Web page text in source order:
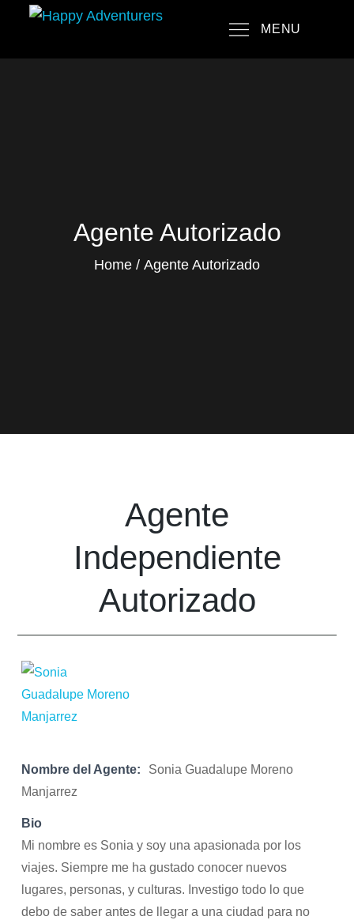
content
MENU
Agente Autorizado
Home Agente Autorizado
Agente
Independiente
Autorizado
Nombre del Agente:
Sonia Guadalupe Moreno
Manjarrez
Bio
Mi nombre es Sonia y soy una apasionada por los
viajes. Siempre me ha gustado conocer nuevos
lugares, personas, y culturas. Investigo todo lo que
debo de saber antes de llegar a una ciudad para no